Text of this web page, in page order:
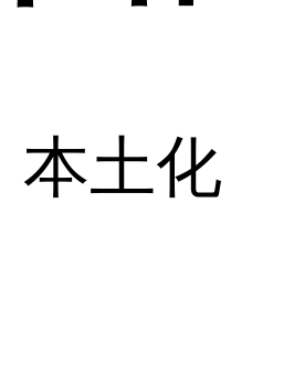
本土化